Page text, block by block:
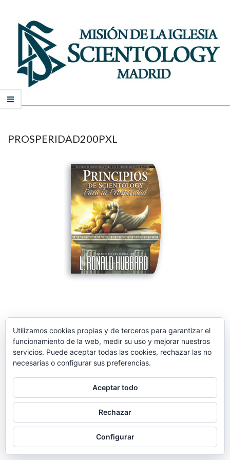
content
MISIÓN
SCIENTOLOGY
MADRID
Secondary
MenuPROSPERIDAD200PXL
01-
14
Utilizamos cookies propias y de terceros para garantizar el
funcionamiento de la web, medir su uso y mejorar nuestros
servicios. Puede aceptar todas las cookies, rechazar las no
necesarias o configurar sus preferencias.
Aceptar todo
Rechazar
Configurar